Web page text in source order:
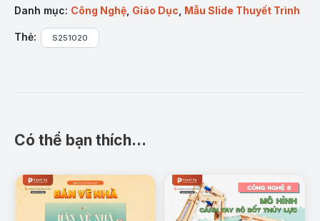
Nội dung chia thành từng phần logic: khái niệm, quy
trình, các bước thực hành và bản vẽ minh họa cụ thể.
I. Khái niệm về lập quy trình công nghệ gia
của việc xây dựng quy trình gia công trong
sản xuất cơ khí.
Danh mục: Công Nghệ Giáo Dục Mẫu Slide Thuyết Trình
Thẻ: S251020
Có thể bạn thích…